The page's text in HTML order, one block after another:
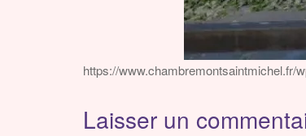
https://www.chambremontsaintmichel.fr/
Laisser un